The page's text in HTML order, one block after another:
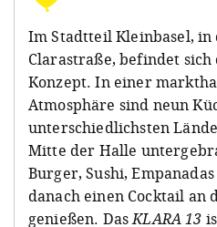
Im Stadtteil Kleinbasel, in
Clarastraße, befindet sich
Konzept. In einer
Atmosphäre sind neun
unterschiedlichsten
Mitte der Halle
Burger, Sushi,
danach einen Cocktail an
genießen. DasKLARA 13